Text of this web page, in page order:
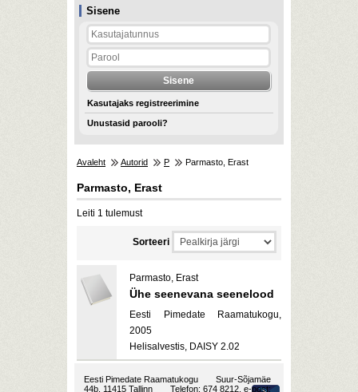
Sisene
Kasutajaks registreerimine
Unustasid parooli?
Avaleht Autorid P Parmasto, Erast
Parmasto, Erast
Leiti 1 tulemust
Sorteeri
Parmasto, Erast
Ühe seenevana seenelood
Eesti Pimedate Raamatukogu,
2005
Helisalvestis, DAISY 2.02
Eesti Pimedate Raamatukogu
Suur-Sõjamäe
44b, 11415 Tallinn
Telefon: 674 8212, e-post: